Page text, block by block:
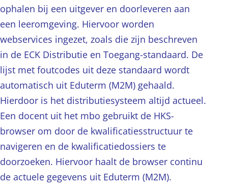
ophalen bij een uitgever en doorleveren aan
een leeromgeving. Hiervoor worden
webservices ingezet, zoals die zijn beschreven
in de ECK Distributie en Toegang-standaard. De
lijst met foutcodes uit deze standaard wordt
automatisch uit Eduterm (M2M) gehaald.
Hierdoor is het distributiesysteem altijd actueel.
Een docent uit het mbo gebruikt de HKS-
browser om door de kwalificatiesstructuur te
navigeren en de kwalificatiedossiers te
doorzoeken. Hiervoor haalt de browser continu
de actuele gegevens uit Eduterm (M2M).